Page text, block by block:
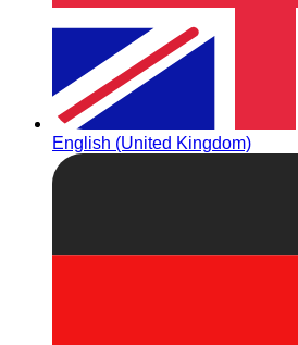
English (United Kingdom)